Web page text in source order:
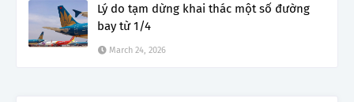
Lý do tạm dừng khai thác một số đường
bay từ 1/4
March 24, 2026